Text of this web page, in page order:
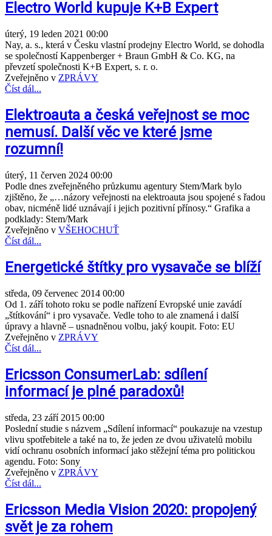
Electro World kupuje K+B Expert
úterý, 19 leden 2021 00:00
Nay, a. s., která v Česku vlastní prodejny Electro World, se dohodla
se společností Kappenberger + Braun GmbH & Co. KG, na
převzetí společnosti K+B Expert, s. r. o.
Zveřejněno v ZPRÁVY
Číst dál...
Elektroauta a česká veřejnost se moc
nemusí. Další věc ve které jsme
rozumní!
úterý, 11 červen 2024 00:00
Podle dnes zveřejněného průzkumu agentury Stem/Mark bylo
zjištěno, že „…názory veřejnosti na elektroauta jsou spojené s řadou
obav, nicméně lidé uznávají i jejich pozitivní přínosy.“ Grafika a
podklady: Stem/Mark
Zveřejněno v VŠEHOCHUŤ
Číst dál...
Energetické štítky pro vysavače se blíží
středa, 09 červenec 2014 00:00
Od 1. září tohoto roku se podle nařízení Evropské unie zavádí
„štítkování“ i pro vysavače. Vedle toho to ale znamená i další
úpravy a hlavně – usnadněnou volbu, jaký koupit. Foto: EU
Zveřejněno v ZPRÁVY
Číst dál...
Ericsson ConsumerLab: sdílení
informací je plné paradoxů!
středa, 23 září 2015 00:00
Poslední studie s názvem „Sdílení informací“ poukazuje na vzestup
vlivu spotřebitele a také na to, že jeden ze dvou uživatelů mobilu
vidí ochranu osobních informací jako stěžejní téma pro politickou
agendu. Foto: Sony
Zveřejněno v ZPRÁVY
Číst dál...
Ericsson Media Vision 2020: propojený
svět je za rohem